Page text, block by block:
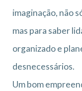
imaginação, não
mas para saber
organizado e
desnecessários.
Um bom